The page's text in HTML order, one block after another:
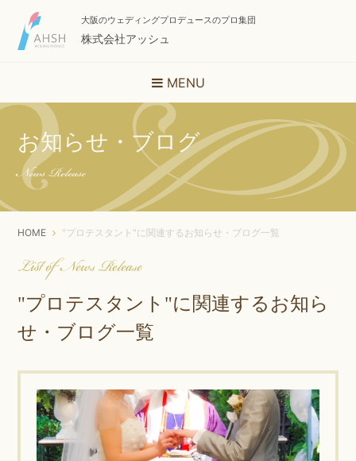
大阪のウェディングプロデュースのプロ集団
株式会社アッシュ
MENU
お知らせ・ブログ
News Release
HOME "プロテスタント"に関連するお知らせ・ブログ一覧
List of News Release
"プロテスタント"に関連するお知ら
せ・ブログ一覧